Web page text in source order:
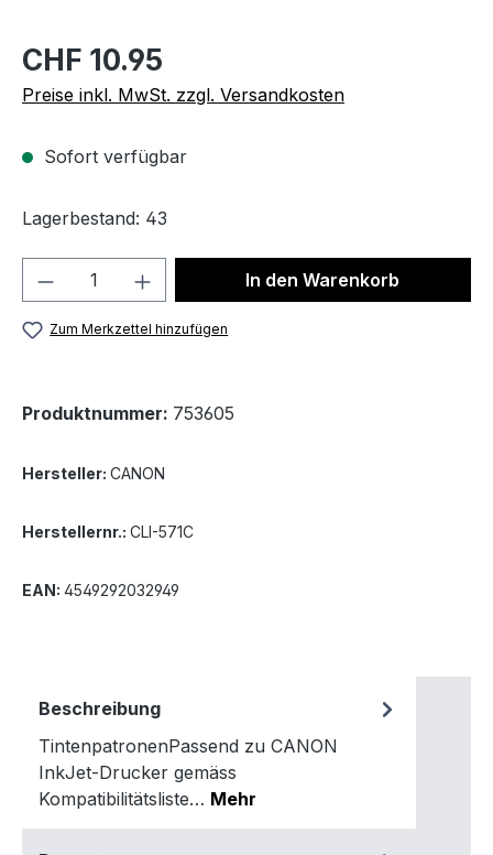
CHF 10.95
Preise inkl. MwSt. zzgl. Versandkosten
Sofort verfügbar
Lagerbestand: 43
Produkt Anzahl: Gib denIn den Warenkorb
Zum Merkzettel hinzufügen
Produktnummer: 753605
Hersteller: CANON
Herstellernr.: CLI-571C
EAN: 4549292032949
Beschreibung
TintenpatronenPassend zu CANON
InkJet-Drucker gemäss
Kompatibilitätsliste… Mehr